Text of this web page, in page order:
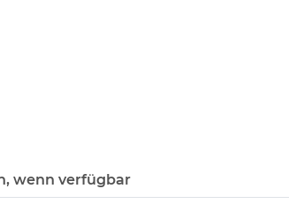
wenn verfügbar